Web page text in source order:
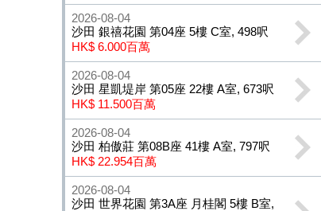
2026-08-04
沙田 銀禧花園 第04座 5樓 C室, 498呎
HK$ 6.000百萬
2026-08-04
沙田 星凱堤岸 第05座 22樓 A室, 673呎
HK$ 11.500百萬
2026-08-04
沙田 柏傲莊 第08B座 41樓 A室, 797呎
HK$ 22.954百萬
2026-08-04
沙田 世界花園 第3A座 月桂閣 5樓 B室,